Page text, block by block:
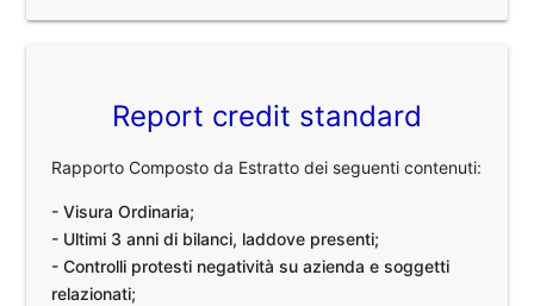
Report credit standard
Rapporto Composto da Estratto dei seguenti contenuti:
- Visura Ordinaria;
- Ultimi 3 anni di bilanci, laddove presenti;
- Controlli protesti negatività su azienda e soggetti
relazionati;